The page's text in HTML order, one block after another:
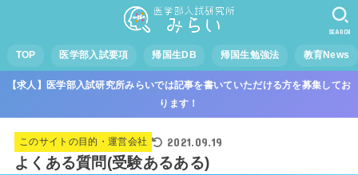
TOP 医学部入試要項 帰国生DB 帰国生勉強法 教育News
SEARCH
【求人】医学部入試研究所みらいでは記事を書いていただける方を募集してお
ります！
このサイトの目的・運営会社 2021.09.19
よくある質問(受験あるある)